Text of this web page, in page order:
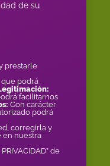
de su
prestarle
podrá
facilitarnos
Con carácter
podrá
corregirla y
en nuestra
de